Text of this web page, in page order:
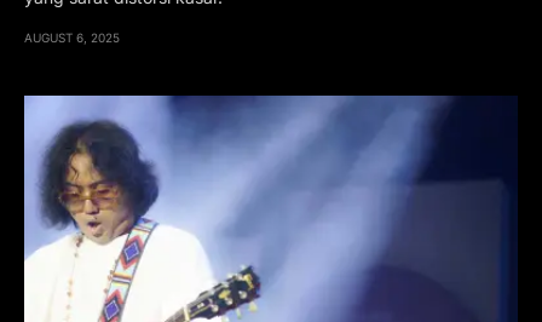
AUGUST 6, 2025